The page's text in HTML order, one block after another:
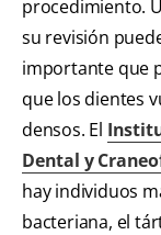
procedimiento.
su revisión
importante que
que los dientes
densos. El
Dental y
hay individuos
bacteriana, el